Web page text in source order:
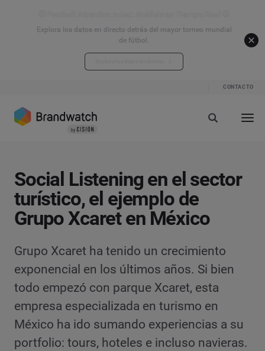
Explora los datos en directo detrás del mayor torneo mundial
de fútbol.
CONTACTO
Social Listening en el sector
turístico, el ejemplo de
Grupo Xcaret en México
Grupo Xcaret ha tenido un crecimiento
exponencial en los últimos años. Si bien
todo empezó con parque Xcaret, esta
empresa especializada en turismo en
México ha ido sumando experiencias a su
portfolio: tours, hoteles e incluso navieras.